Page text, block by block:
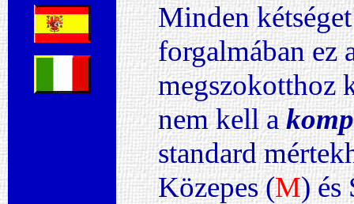
Minden
forgalmában ez
megszokotthoz
nem kell a
standard
Közepes (M) és